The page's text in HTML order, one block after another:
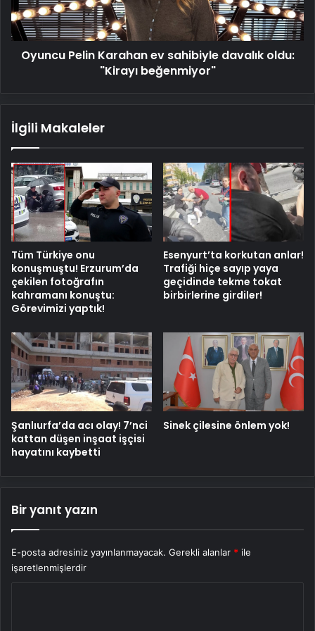
oldu:
"Kirayı
beğenmiyor"
Oyuncu Pelin Karahan ev sahibiyle davalık oldu:
"Kirayı beğenmiyor"
İlgili Makaleler
Tüm Türkiye onu
konuşmuştu! Erzurum’da
çekilen fotoğrafın
kahramanı konuştu:
Görevimizi yaptık!
Esenyurt’ta korkutan anlar!
Trafiği hiçe sayıp yaya
geçidinde tekme tokat
birbirlerine girdiler!
Şanlıurfa’da acı olay! 7’nci
kattan düşen inşaat işçisi
hayatını kaybetti
Sinek çilesine önlem yok!
Bir yanıt yazın
E-posta adresiniz yayınlanmayacak. Gerekli alanlar * ile
işaretlenmişlerdir